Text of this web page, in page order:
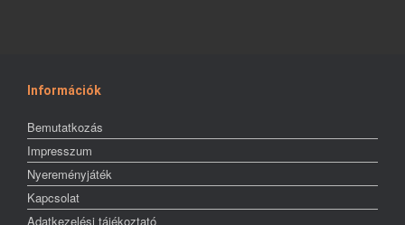
Információk
Bemutatkozás
Impresszum
Nyereményjáték
Kapcsolat
Adatkezelési tájékoztató